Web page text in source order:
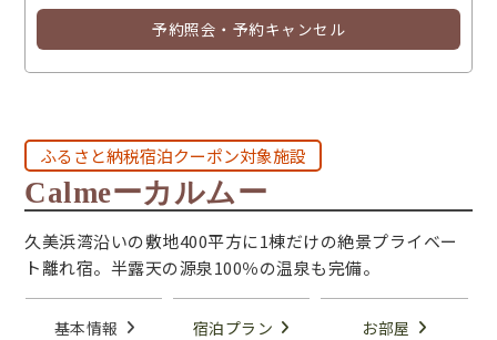
予約照会・予約キャンセル
ふるさと納税宿泊クーポン対象施設
Calmeーカルムー
久美浜湾沿いの敷地400平方に1棟だけの絶景プライベー
ト離れ宿。半露天の源泉100％の温泉も完備。
基本情報 宿泊プラン お部屋